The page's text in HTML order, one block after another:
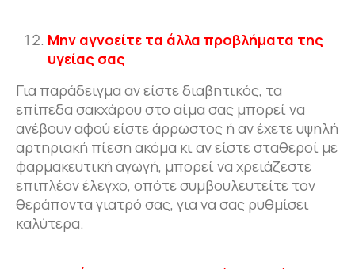
Μην αγνοείτε τα άλλα προβλήματα της
υγείας σας
Για παράδειγμα αν είστε διαβητικός, τα
επίπεδα σακχάρου στο αίμα σας μπορεί να
ανέβουν αφού είστε άρρωστος ή αν έχετε υψηλή
αρτηριακή πίεση ακόμα κι αν είστε σταθεροί με
φαρμακευτική αγωγή, μπορεί να χρειάζεστε
επιπλέον έλεγχο, οπότε συμβουλευτείτε τον
θεράποντα γιατρό σας, για να σας ρυθμίσει
καλύτερα.